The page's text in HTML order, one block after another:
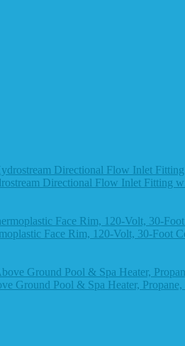
Directional Flow Inlet Fitting
Face Rim, 120-Volt, 30-Foot
Ground Pool & Spa Heater,